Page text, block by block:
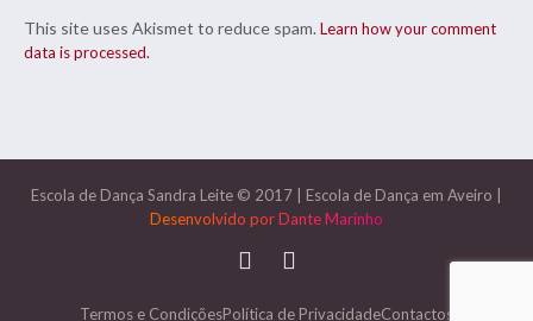
This site uses Akismet to reduce spam. Learn how your comment
data is processed.
Escola de Dança Sandra Leite © 2017 Escola de Dança em Aveiro
Desenvolvido porDante Marinho
Termos e CondiçõesPolítica de PrivacidadeContactos